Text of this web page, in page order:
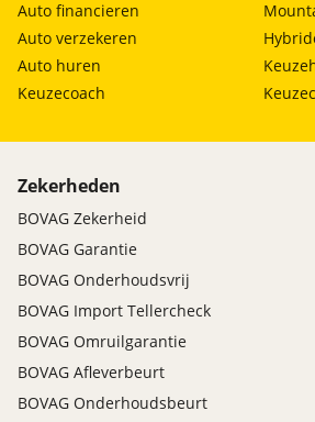
Auto financieren
Auto verzekeren
Auto huren
Keuzecoach
Zekerheden
BOVAG Zekerheid
BOVAG Garantie
BOVAG Onderhoudsvrij
BOVAG Import Tellercheck
BOVAG Omruilgarantie
BOVAG Afleverbeurt
BOVAG Onderhoudsbeurt